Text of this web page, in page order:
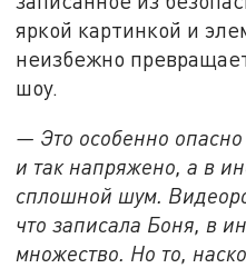
яркой картинкой и
неизбежно
шоу.
— Это особенно
и так напряжено, а в
сплошной шум.
что записала Боня, в
множество. Но то,